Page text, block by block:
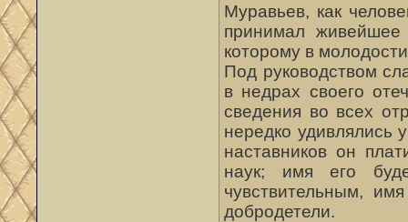
Муравьев, как
принимал живейшее
которому в
Под руководством
в недрах своего
сведения во всех
нередко удивлялись
наставников он
наук; имя его
чувствительным,
добродетели.